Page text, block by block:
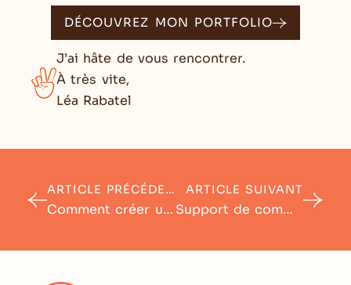
DÉCOUVREZ MON PORTFOLIO
J’ai hâte de vous rencontrer.
À très vite,
Léa Rabatel
ARTICLE PRÉCÉDENT
Comment créer un design de site internet minimaliste ? 9 conseils de pro
ARTICLE SUIVANT
Support de communication print : Comment créer un dépliant qui sort du lot ?